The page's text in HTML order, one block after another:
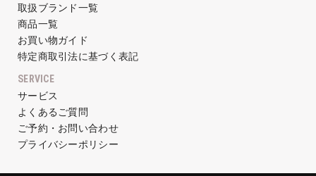
取扱ブランド一覧
商品一覧
お買い物ガイド
特定商取引法に基づく表記
SERVICE
サービス
よくあるご質問
ご予約・お問い合わせ
プライバシーポリシー